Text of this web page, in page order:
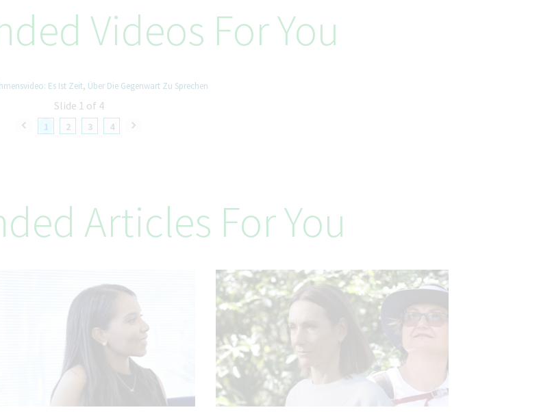
Videos For You
1 2 3 4
Es Ist Zeit, Über Die Gegenwart Zu Sprechen
Slide 1 of 4
Articles For You